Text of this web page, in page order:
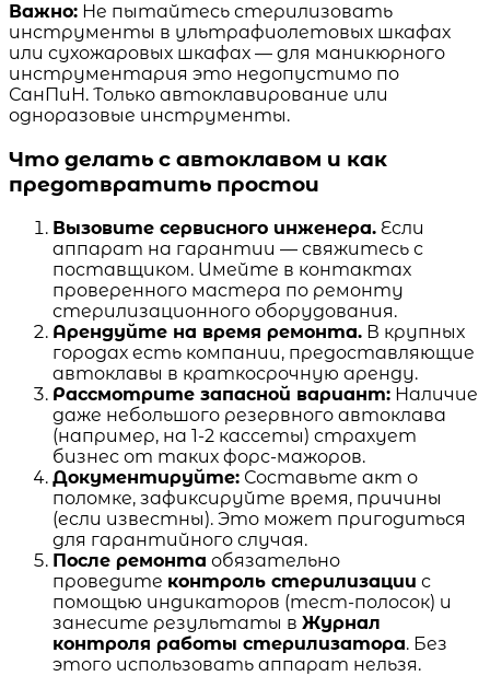
Важно: Не пытайтесь стерилизовать
инструменты в ультрафиолетовых шкафах
или сухожаровых шкафах — для маникюрного
инструментария это недопустимо по
СанПиН. Только автоклавирование или
одноразовые инструменты.
Что делать с автоклавом и как
предотвратить простои
Вызовите сервисного инженера. Если
аппарат на гарантии — свяжитесь с
поставщиком. Имейте в контактах
проверенного мастера по ремонту
стерилизационного оборудования.
Арендуйте на время ремонта. В крупных
городах есть компании, предоставляющие
автоклавы в краткосрочную аренду.
Рассмотрите запасной вариант: Наличие
даже небольшого резервного автоклава
(например, на 1-2 кассеты) страхует
бизнес от таких форс-мажоров.
Документируйте: Составьте акт о
поломке, зафиксируйте время, причины
(если известны). Это может пригодиться
для гарантийного случая.
После ремонта обязательно
проведите контроль стерилизации с
помощью индикаторов (тест-полосок) и
занесите результаты в Журнал
контроля работы стерилизатора. Без
этого использовать аппарат нельзя.